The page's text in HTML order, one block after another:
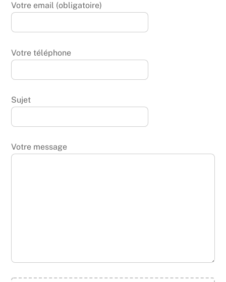
Votre email (obligatoire)
Votre téléphone
Sujet
Votre message